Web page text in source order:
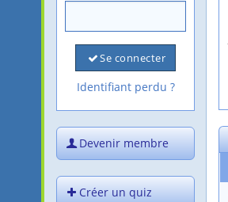
Se connecter
Identifiant perdu ?
Devenir membre
Créer un quiz